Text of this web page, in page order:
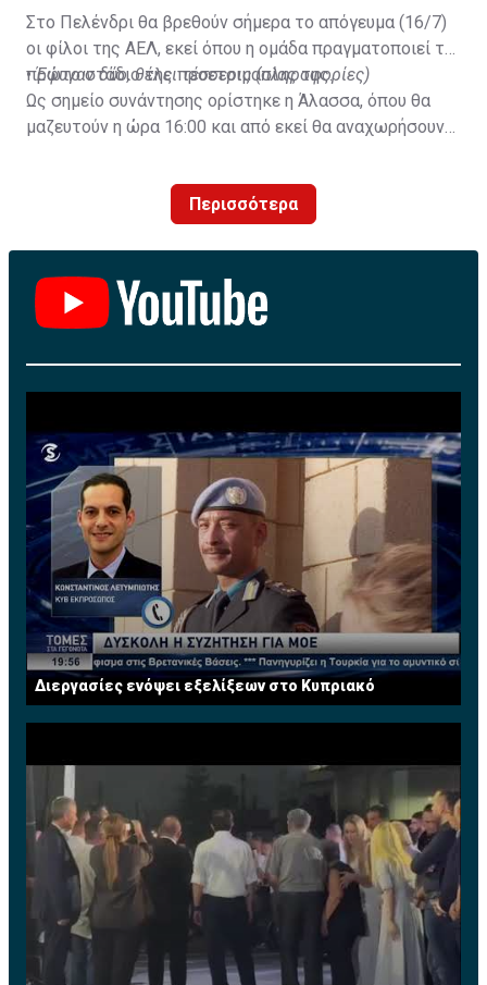
Στο Πελένδρι θα βρεθούν σήμερα το απόγευμα (16/7)
οι φίλοι της ΑΕΛ, εκεί όπου η ομάδα πραγματοποιεί το
πρώτο στάδιο της προετοιμασίας της.
•Έφυγαν δύο, θέλει τέσσερις (πληροφορίες)
Ως σημείο συνάντησης ορίστηκε η Άλασσα, όπου θα
μαζευτούν η ώρα 16:00 και από εκεί θα αναχωρήσουν
Περισσότερα
Διεργασίες ενόψει εξελίξεων στο Κυπριακό